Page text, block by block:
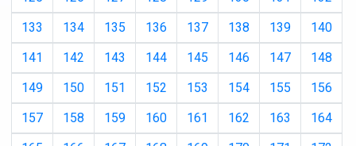
133
134 135 136 137 138 139
140
141
142 143 144 145 146 147
148
149
150 151 152 153 154 155
156
157
158 159 160 161 162 163
164